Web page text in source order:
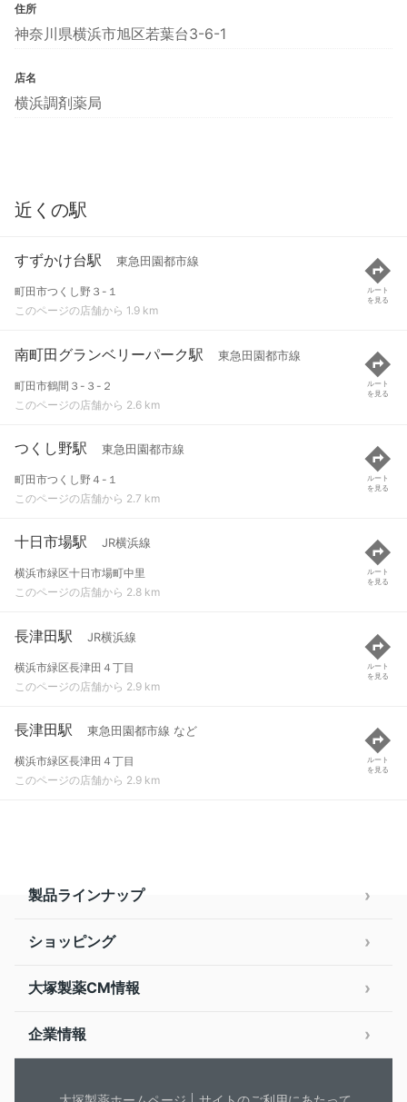
住所
神奈川県横浜市旭区若葉台3-6-1
店名
横浜調剤薬局
近くの駅
すずかけ台駅 東急田園都市線
町田市つくし野３-１
このページの店舗から 1.9 km
ルート
を見る
南町田グランベリーパーク駅 東急田園都市線
町田市鶴間３-３-２
このページの店舗から 2.6 km
ルート
を見る
つくし野駅 東急田園都市線
町田市つくし野４-１
このページの店舗から 2.7 km
ルート
を見る
十日市場駅 JR横浜線
横浜市緑区十日市場町中里
このページの店舗から 2.8 km
ルート
を見る
長津田駅 JR横浜線
横浜市緑区長津田４丁目
このページの店舗から 2.9 km
ルート
を見る
長津田駅 東急田園都市線 など
横浜市緑区長津田４丁目
このページの店舗から 2.9 km
ルート
を見る
製品ラインナップ
ショッピング
大塚製薬CM情報
企業情報